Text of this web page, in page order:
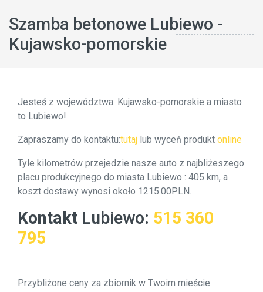
Szamba betonowe Lubiewo -
Kujawsko-pomorskie
Jesteś z województwa: Kujawsko-pomorskie a miasto
to Lubiewo!
Zapraszamy do kontaktu:tutaj lub wyceń produkt online
Tyle kilometrów przejedzie nasze auto z najbliżeszego
placu produkcyjnego do miasta Lubiewo : 405 km, a
koszt dostawy wynosi około 1215.00PLN.
Kontakt Lubiewo: 515 360
795
Przybliżone ceny za zbiornik w Twoim mieście